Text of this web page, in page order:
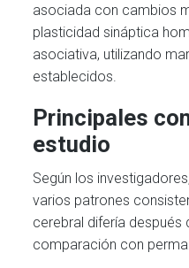
asociada con cambios
plasticidad sináptica
asociativa, utilizando
establecidos.
Principales
estudio
Según los
varios patrones
cerebral difería después
comparación con